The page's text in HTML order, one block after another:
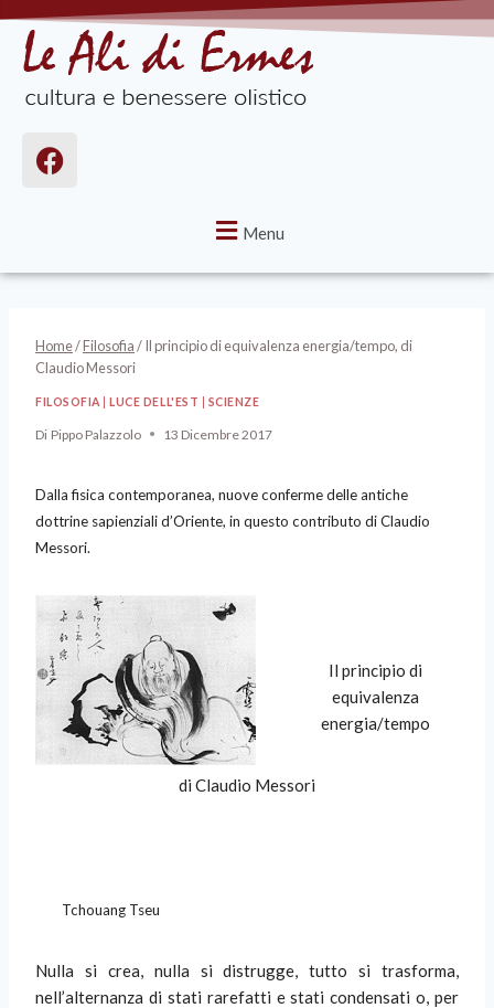
Menu
Home/Filosofia/Il principio di equivalenza energia/tempo, di
Claudio Messori
FILOSOFIA |LUCE DELL'EST SCIENZE
Di Pippo Palazzolo 13 Dicembre 2017
Dalla fisica contemporanea, nuove conferme delle antiche
dottrine sapienziali d’Oriente, in questo contributo di Claudio
Messori.
Il principio di
equivalenza
energia/tempo
di Claudio Messori
Tchouang Tseu
Nulla si crea, nulla si distrugge, tutto si trasforma,
nell’alternanza di stati rarefatti e stati condensati o, per